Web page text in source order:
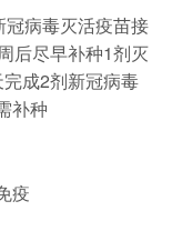
病毒灭活疫苗接
后尽早补种1剂灭
成2剂新冠病毒
补种
疫